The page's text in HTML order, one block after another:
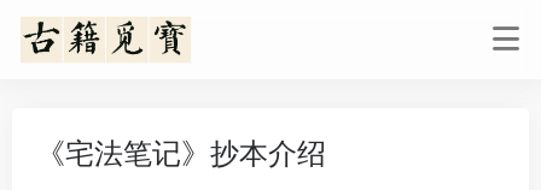
《宅法笔记》抄本介绍